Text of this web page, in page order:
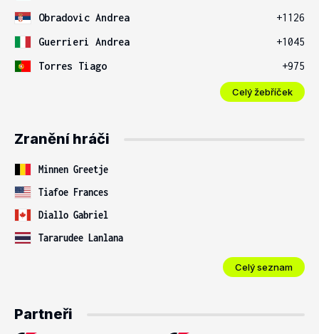
Obradovic Andrea
+1126
Guerrieri Andrea
+1045
Torres Tiago
+975
Celý žebříček
Zranění hráči
Minnen Greetje
Tiafoe Frances
Diallo Gabriel
Tararudee Lanlana
Celý seznam
Partneři